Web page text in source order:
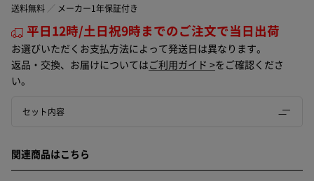
送料無料 メーカー1年保証付き
平日12時/土日祝9時までのご注文で当日出荷
お選びいただくお支払方法によって発送日は異なります。
返品・交換、お届けについては ご利用ガイド >をご確認くださ
い。
セット内容
関連商品はこちら